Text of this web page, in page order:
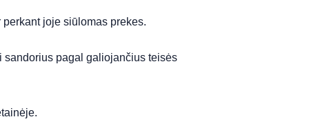
perkant joje siūlomas prekes.
sandorius pagal galiojančius teisės